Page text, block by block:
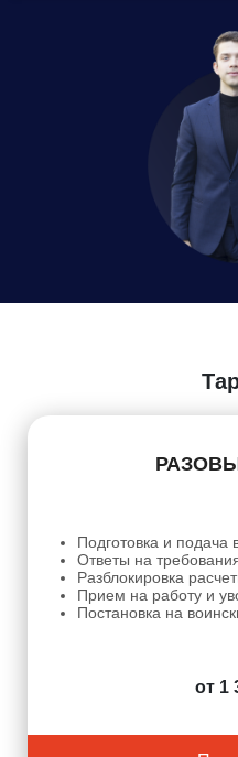
Подготовка и подача
Ответы на
Разблокировка
Прием на работу и
Постановка на
от 1